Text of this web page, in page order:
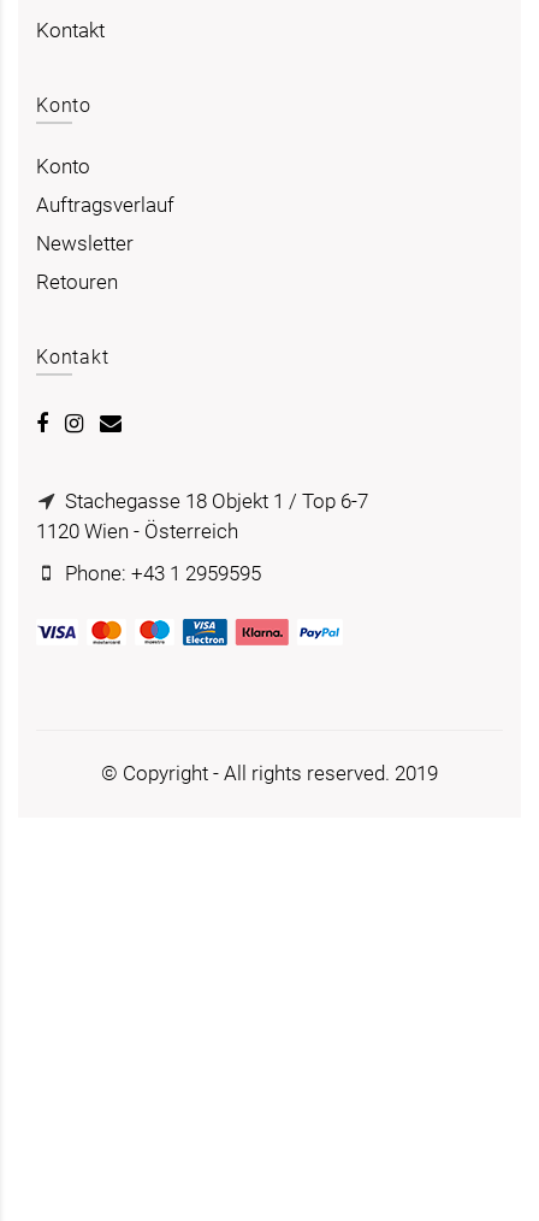
Kontakt
Konto
Konto
Auftragsverlauf
Newsletter
Retouren
Kontakt
Stachegasse 18 Objekt 1 / Top 6-7
1120 Wien - Österreich
Phone: +43 1 2959595
© Copyright - All rights reserved. 2019